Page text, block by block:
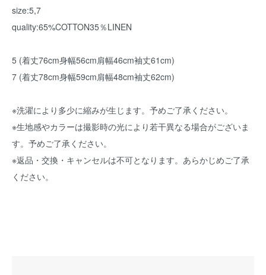
size:5,7
quality:65%COTTON35％LINEN
5 (着丈76cm身幅56cm肩幅46cm袖丈61cm)
7 (着丈78cm身幅59cm肩幅48cm袖丈62cm)
※洗濯により多少に縮みが生じます。予めご了承ください。
※生地感やカラーは撮影時の光により若干異なる場合がございま
す。予めご了承ください。
※返品・交換・キャンセルは不可となります。あらかじめご了承
ください。